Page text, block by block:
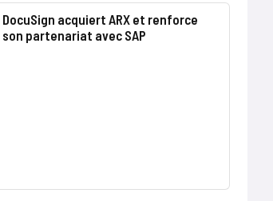
DocuSign acquiert ARX et renforce
son partenariat avec SAP